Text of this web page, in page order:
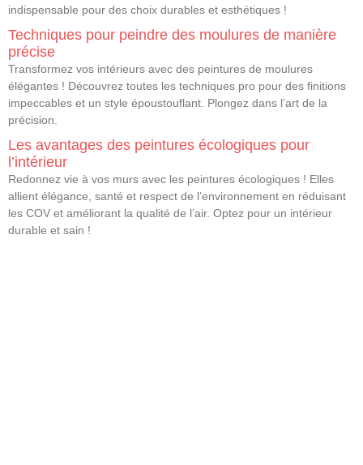
indispensable pour des choix durables et esthétiques !
Techniques pour peindre des moulures de manière
précise
Transformez vos intérieurs avec des peintures de moulures
élégantes ! Découvrez toutes les techniques pro pour des finitions
impeccables et un style époustouflant. Plongez dans l’art de la
précision.
Les avantages des peintures écologiques pour
l’intérieur
Redonnez vie à vos murs avec les peintures écologiques ! Elles
allient élégance, santé et respect de l’environnement en réduisant
les COV et améliorant la qualité de l’air. Optez pour un intérieur
durable et sain !